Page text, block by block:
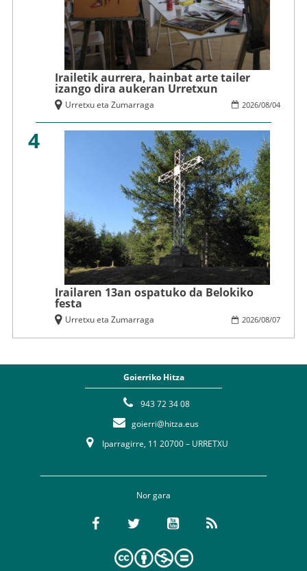
Irailetik aurrera, hainbat arte tailer
izango dira aukeran Urretxun
2026/08/04
Urretxu eta Zumarraga
4
Irailaren 13an ospatuko da Belokiko
festa
2026/08/07
Urretxu eta Zumarraga
Goierriko Hitza
943 72 34 08
goierri@hitza.eus
Iparragirre, 11 20700 – URRETXU
Nor gara